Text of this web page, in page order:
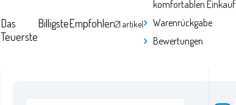
Das
Teuerste
BilligsteEmpfohlen21 artikel
komfortablen Einkauf
Warenrückgabe
Bewertungen